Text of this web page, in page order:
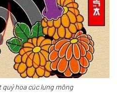
hoa cúc lưng mông